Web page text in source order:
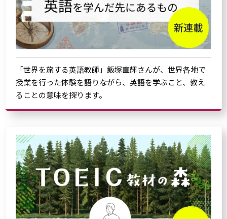
「世界を旅する英語教師」飯塚直輝さんが、世界各地で
授業を行った体験を語りながら、英語を学ぶこと、教え
ることの意味を探ります。